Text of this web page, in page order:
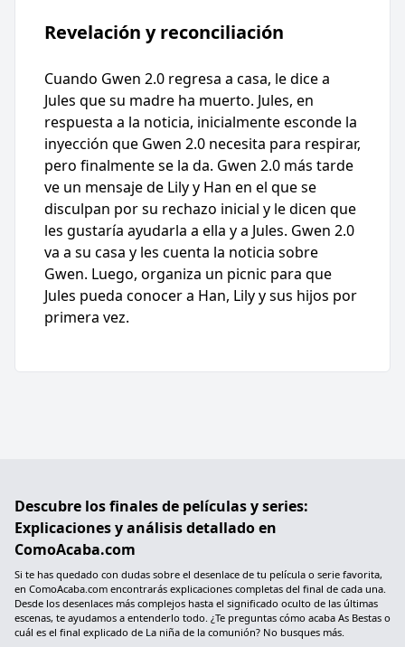
Revelación y reconciliación
Cuando Gwen 2.0 regresa a casa, le dice a
Jules que su madre ha muerto. Jules, en
respuesta a la noticia, inicialmente esconde la
inyección que Gwen 2.0 necesita para respirar,
pero finalmente se la da. Gwen 2.0 más tarde
ve un mensaje de Lily y Han en el que se
disculpan por su rechazo inicial y le dicen que
les gustaría ayudarla a ella y a Jules. Gwen 2.0
va a su casa y les cuenta la noticia sobre
Gwen. Luego, organiza un picnic para que
Jules pueda conocer a Han, Lily y sus hijos por
primera vez.
Descubre los finales de películas y series:
Explicaciones y análisis detallado en
ComoAcaba.com
Si te has quedado con dudas sobre el desenlace de tu película o serie favorita,
en ComoAcaba.com encontrarás explicaciones completas del final de cada una.
Desde los desenlaces más complejos hasta el significado oculto de las últimas
escenas, te ayudamos a entenderlo todo. ¿Te preguntas cómo acaba As Bestas o
cuál es el final explicado de La niña de la comunión? No busques más.